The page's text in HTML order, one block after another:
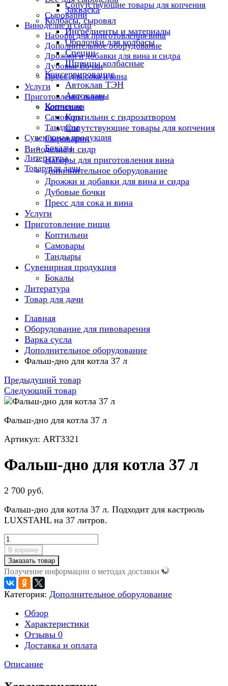
Сопутствующие товары для копчения
Сыроварни
Виноделие и сидр
Наборы для приготовления вина
Дополнительное оборудование
Дрожжи и добавки для вина и сидра
Дубовые бочки
Пресс для сока и вина
Услуги
Приготовление пищи
Коптильни
Самовары
Тандыры
Сувенирная продукция
Бокалы
Литература
Товар для дачи
Закваска
Колбасы, сыровял
Ингредиенты и материалы
Оболочки для колбасы
Специи
Шприцы колбасные
Консервирование
Автоклав ТЭН
Автоклавы
Копчение
Коптильни с гидрозатвором
Сопутствующие товары для копчения
Сыроварни
Виноделие и сидр
Наборы для приготовления вина
Дополнительное оборудование
Дрожжи и добавки для вина и сидра
Дубовые бочки
Пресс для сока и вина
Услуги
Приготовление пищи
Коптильни
Самовары
Тандыры
Сувенирная продукция
Бокалы
Литература
Товар для дачи
Главная
Оборудование для пивоварения
Варка сусла
Дополнительное оборудование
Фальш-дно для котла 37 л
Предыдущий товар
Следующий товар
Фальш-дно для котла 37 л
Артикул: ART3321
Фальш-дно для котла 37 л
2 700 руб.
Фальш-дно для котла 37 л. Подходит для кастрюль
LUXSTAHL на 37 литров.
В корзину
Заказать товар
Получение информации о методах доставки
Категория: Дополнительное оборудование
Обзор
Характеристики
Отзывы 0
Доставка и оплата
Описание